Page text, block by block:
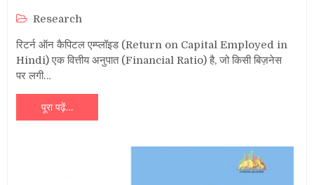
Research
रिटर्न ऑन कैपिटल एम्प्लॉइड (Return on Capital Employed in
Hindi) एक वित्तीय अनुपात (Financial Ratio) है, जो किसी बिज़नेस
पर लगी…
पूरा पढ़ें…